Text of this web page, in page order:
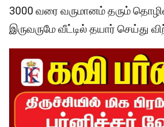
3000 வரை வருமானம் தரும்
இருவருமே வீட்டில் தயார் செய்து